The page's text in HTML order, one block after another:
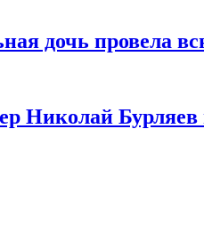
дочь провела
Николай Бурляев